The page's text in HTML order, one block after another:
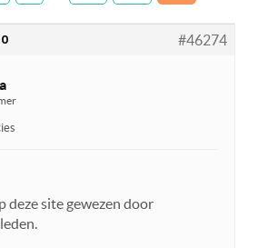
#46274
deze site gewezen door